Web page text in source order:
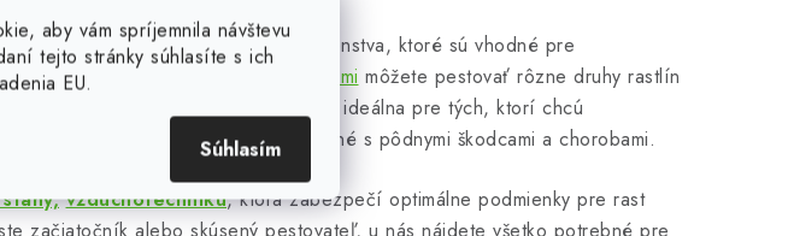
aby vám spríjemnila návštevu
tejto stránky súhlasíte s ich
EU.
Súhlasím
široký výber systémov a príslušenstva, ktoré sú vhodné pre
S našimi hydroponickými riešeniami môžete pestovať rôzne druhy rastlín
podmienok. Hydropónia je ideálna pre tých, ktorí chcú
rastlín a minimalizovať riziko spojené s pôdnymi škodcami a chorobami.
vzduchotechniku, ktorá zabezpečí optimálne podmienky pre rast